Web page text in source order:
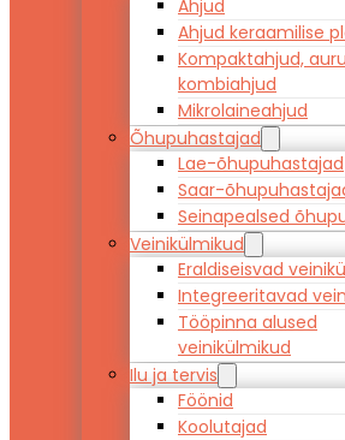
Ahjud
Ahjud keraamilise
Kompaktahjud,
kombiahjud
Mikrolaineahjud
Õhupuhastajad
Lae-õhupuhastajad
Saar-
Seinapealsed
Veinikülmikud
Eraldiseisvad
Integreeritavad
Tööpinna alused
veinikülmikud
Ilu ja tervis
Föönid
Koolutajad